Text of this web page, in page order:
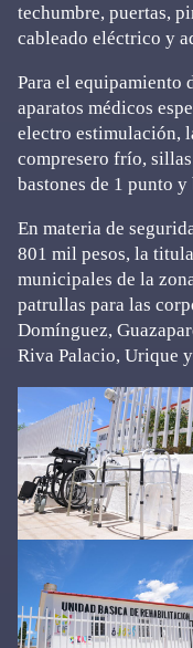
techumbre, puertas,
cableado eléctrico y
Para el equipamiento
aparatos médicos
electro estimulación,
compresero frío, sillas
bastones de 1 punto y
En materia de
801 mil pesos, la
municipales de la
patrullas para las
Domínguez,
Riva Palacio, Urique